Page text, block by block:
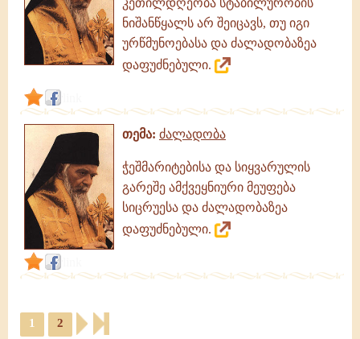
კეთილდღეობა სტაბილურობის
ნიშანწყალს არ შეიცავს, თუ იგი
ურწმუნოებასა და ძალადობაზეა
დაფუძნებული.
თემა: ძალადობა
ჭეშმარიტებისა და სიყვარულის
გარეშე ამქვეყნიური მეუფება
სიცრუესა და ძალადობაზეა
დაფუძნებული.
1 2